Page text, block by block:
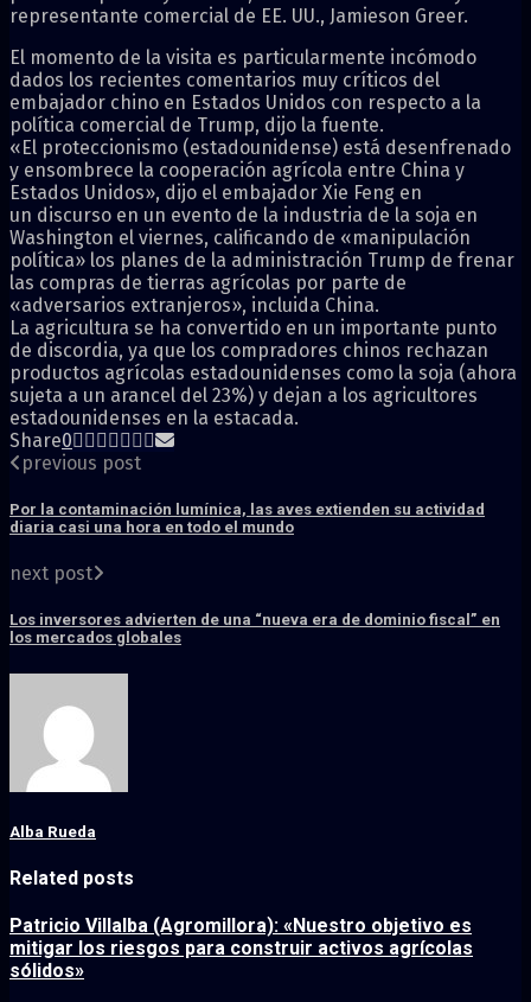
representante comercial de EE. UU., Jamieson Greer.
El momento de la visita es particularmente incómodo
dados los recientes comentarios muy críticos del
embajador chino en Estados Unidos con respecto a la
política comercial de Trump, dijo la fuente.
«El proteccionismo (estadounidense) está desenfrenado
y ensombrece la cooperación agrícola entre China y
Estados Unidos», dijo el embajador Xie Feng en
un discurso en un evento de la industria de la soja en
Washington el viernes, calificando de «manipulación
política» los planes de la administración Trump de frenar
las compras de tierras agrícolas por parte de
«adversarios extranjeros», incluida China.
La agricultura se ha convertido en un importante punto
de discordia, ya que los compradores chinos rechazan
productos agrícolas estadounidenses como la soja (ahora
sujeta a un arancel del 23%) y dejan a los agricultores
estadounidenses en la estacada.
Share0
previous post
Por la contaminación lumínica, las aves extienden su actividad
diaria casi una hora en todo el mundo
next post
Los inversores advierten de una “nueva era de dominio fiscal” en
los mercados globales
Alba Rueda
Related posts
Patricio Villalba (Agromillora): «Nuestro objetivo es
mitigar los riesgos para construir activos agrícolas
sólidos»